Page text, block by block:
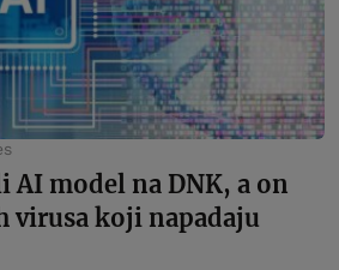
AI model na DNK, a on
virusa koji napadaju